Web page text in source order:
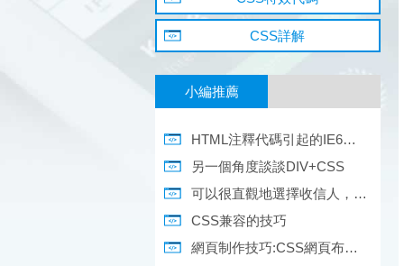
CSS詳解
小編推薦
HTML注釋代碼引起的IE6浮動的bug
另一個角度談談DIV+CSS
可以很直觀地選擇收信人，而且有收信人的相關信息
CSS兼容的技巧
網頁制作技巧:CSS網頁布局中文排版心得